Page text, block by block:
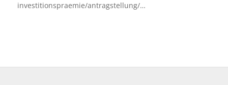
investitionspraemie/antragstellung/…